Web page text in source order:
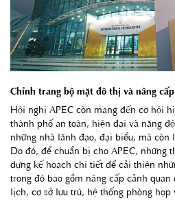
Chỉnh trang bộ mặt đô thị và nâng
Hội nghị APEC còn mang đến cơ hội
thành phố an toàn, hiện đại và năng
những nhà lãnh đạo, đại biểu, mà còn
Do đó, để chuẩn bị cho APEC, những
dựng kế hoạch chi tiết để cải thiện
trong đó bao gồm nâng cấp cảnh
lịch, cơ sở lưu trú, hệ thống phòng